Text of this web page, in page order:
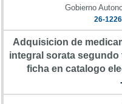
Gobierno
26-
Adquisicion de
integral sorata segundo
ficha en catalogo